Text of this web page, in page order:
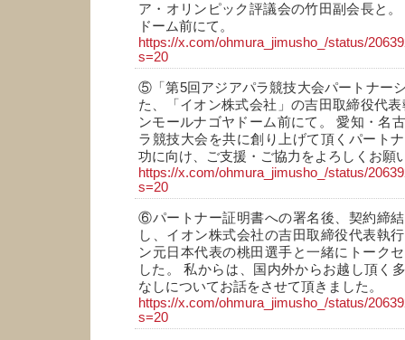
ア・オリンピック評議会の竹田副会長と
ドーム前にて。
https://x.com/ohmura_jimusho_/status/
s=20
⑤「第5回アジアパラ競技大会パートナー
た、「イオン株式会社」の吉田取締役代
ンモールナゴヤドーム前にて。 愛知・名
ラ競技大会を共に創り上げて頂くパート
功に向け、ご支援・ご協力をよろしくお願
https://x.com/ohmura_jimusho_/status/
s=20
⑥パートナー証明書への署名後、契約締
し、イオン株式会社の吉田取締役代表執
ン元日本代表の桃田選手と一緒にトーク
した。 私からは、国内外からお越し頂く
なしについてお話をさせて頂きました。
https://x.com/ohmura_jimusho_/status/
s=20